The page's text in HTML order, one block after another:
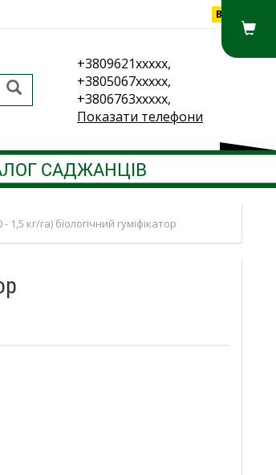
Вхід
+3809621xxxxx,
+3805067xxxxx,
+3806763xxxxx,
Показати телефони
САДЖАНЦІВ
1,5 кг/га) біологічний гуміфікатор